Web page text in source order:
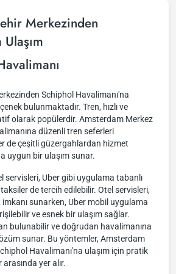
Merkezinden
Schiphol Havalimanı'na
bulunmaktadır. Tren, hızlı ve
olarak popülerdir. Amsterdam Merkez
düzenli tren seferleri
de çeşitli güzergahlardan hizmet
uygun bir ulaşım sunar.
servisleri, Uber gibi uygulama tabanlı
de tercih edilebilir. Otel servisleri,
sunarken, Uber mobil uygulama
ve esnek bir ulaşım sağlar.
bulunabilir ve doğrudan havalimanına
sunar. Bu yöntemler, Amsterdam
Havalimanı'na ulaşım için pratik
yer alır.